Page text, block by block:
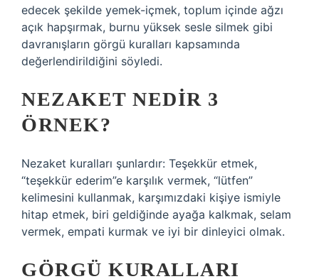
edecek şekilde yemek-içmek, toplum içinde ağzı
açık hapşırmak, burnu yüksek sesle silmek gibi
davranışların görgü kuralları kapsamında
değerlendirildiğini söyledi.
NEZAKET NEDIR 3
ÖRNEK?
Nezaket kuralları şunlardır: Teşekkür etmek,
“teşekkür ederim”e karşılık vermek, “lütfen”
kelimesini kullanmak, karşımızdaki kişiye ismiyle
hitap etmek, biri geldiğinde ayağa kalkmak, selam
vermek, empati kurmak ve iyi bir dinleyici olmak.
GÖRGÜ KURALLARI